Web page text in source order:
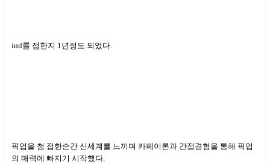
imf를 접한지 1년정도 되었다.
픽업을 첨 접한순간 신세계를 느끼며 카페이론과 간접경험을 통해 픽업
의 매력에 빠지기 시작했다.